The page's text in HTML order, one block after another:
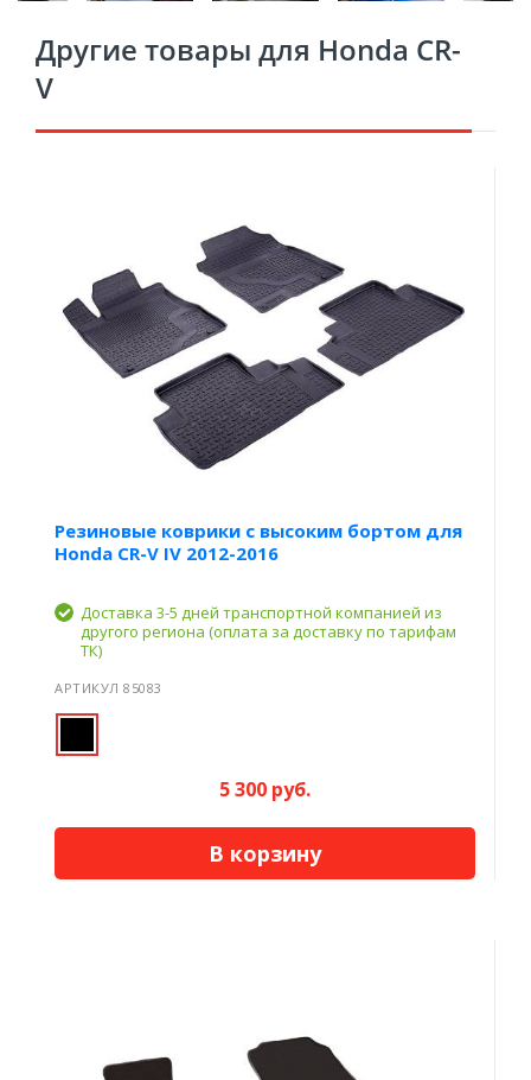
Другие товары для Honda CR-
V
Резиновые коврики с высоким бортом для
Honda CR-V IV 2012-2016
Доставка 3-5 дней транспортной компанией из
другого региона (оплата за доставку по тарифам
ТК)
АРТИКУЛ 85083
5 300 руб.
В корзину